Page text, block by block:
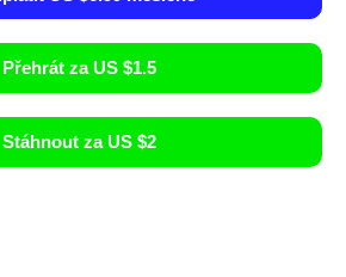
Přehrát za US $1.5
Stáhnout za US $2